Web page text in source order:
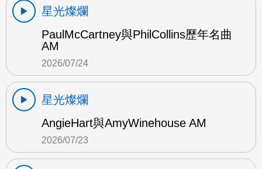
星光燦爛
PaulMcCartney與PhilCollins歷年名曲
AM
2026/07/24
星光燦爛
AngieHart與AmyWinehouse AM
2026/07/23